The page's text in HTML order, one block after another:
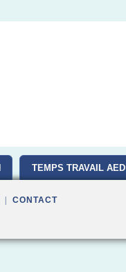
TEMPS TRAVAIL AED
CONTACT